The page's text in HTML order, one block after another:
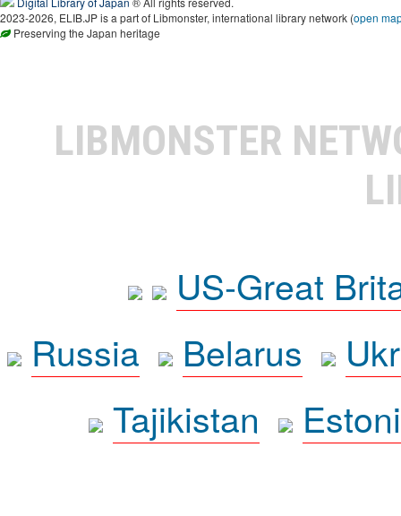
2023-2026, ELIB.JP is a part of Libmonster, international library network (open
Preserving the Japan heritage
LIBMONSTER
US-Great
Russia
Belarus
Tajikistan